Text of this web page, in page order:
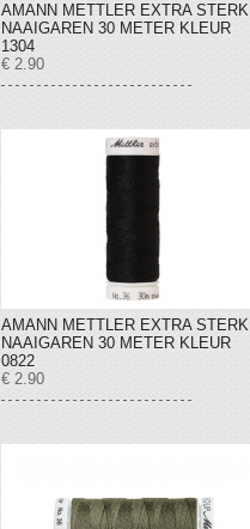
AMANN METTLER EXTRA STERK
NAAIGAREN 30 METER KLEUR
1304
€ 2.90
AMANN METTLER EXTRA STERK
NAAIGAREN 30 METER KLEUR
0822
€ 2.90